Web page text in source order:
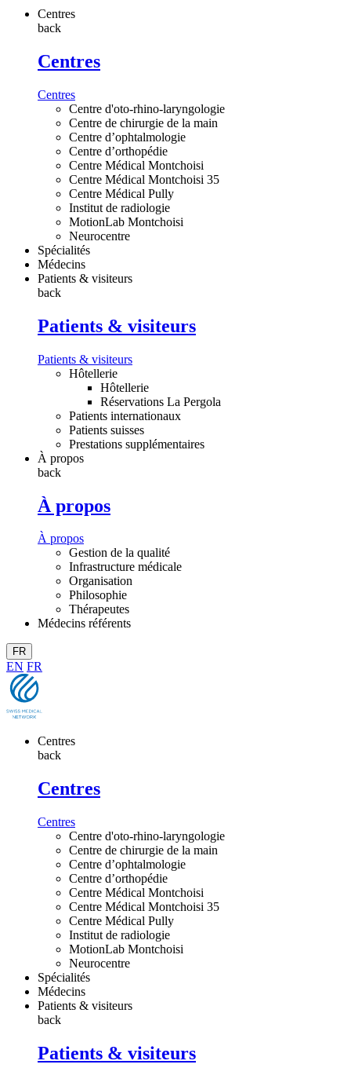
Centres
back
Centres
Centres
Centre d'oto-rhino-laryngologie
Centre de chirurgie de la main
Centre d’ophtalmologie
Centre d’orthopédie
Centre Médical Montchoisi
Centre Médical Montchoisi 35
Centre Médical Pully
Institut de radiologie
MotionLab Montchoisi
Neurocentre
Spécialités
Médecins
Patients & visiteurs
back
Patients & visiteurs
Patients & visiteurs
Hôtellerie
Hôtellerie
Réservations La Pergola
Patients internationaux
Patients suisses
Prestations supplémentaires
À propos
back
À propos
À propos
Gestion de la qualité
Infrastructure médicale
Organisation
Philosophie
Thérapeutes
Médecins référents
FR
EN FR
Centres
back
Centres
Centres
Centre d'oto-rhino-laryngologie
Centre de chirurgie de la main
Centre d’ophtalmologie
Centre d’orthopédie
Centre Médical Montchoisi
Centre Médical Montchoisi 35
Centre Médical Pully
Institut de radiologie
MotionLab Montchoisi
Neurocentre
Spécialités
Médecins
Patients & visiteurs
back
Patients & visiteurs